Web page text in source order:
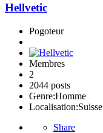
Hellvetic
Pogoteur
Membres
2
2044 posts
Genre:Homme
Localisation:Suisse
Share